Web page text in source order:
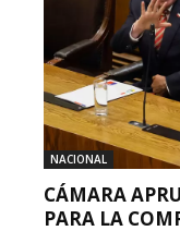
NACIONAL
CÁMARA
PARA LA